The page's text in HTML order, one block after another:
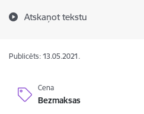
Atskaņot tekstu
Publicēts: 13.05.2021.
Cena
Bezmaksas